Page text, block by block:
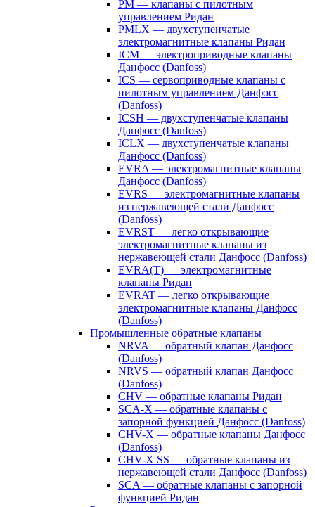
PM — клапаны с пилотным
управлением Ридан
PMLX — двухступенчатые
электромагнитные клапаны Ридан
ICM — электроприводные клапаны
Данфосс (Danfoss)
ICS — сервоприводные клапаны с
пилотным управлением Данфосс
(Danfoss)
ICSH — двухступенчатые клапаны
Данфосс (Danfoss)
ICLX — двухступенчатые клапаны
Данфосс (Danfoss)
EVRA — электромагнитные клапаны
Данфосс (Danfoss)
EVRS — электромагнитные клапаны
из нержавеющей стали Данфосс
(Danfoss)
EVRST — легко открывающие
электромагнитные клапаны из
нержавеющей стали Данфосс (Danfoss)
EVRA(T) — электромагнитные
клапаны Ридан
EVRAT — легко открывающие
электромагнитные клапаны Данфосс
(Danfoss)
Промышленные обратные клапаны
NRVA — обратный клапан Данфосс
(Danfoss)
NRVS — обратный клапан Данфосс
(Danfoss)
CHV — обратные клапаны Ридан
SCA-X — обратные клапаны с
запорной функцией Данфосс (Danfoss)
CHV-X — обратные клапаны Данфосс
(Danfoss)
CHV-X SS — обратные клапаны из
нержавеющей стали Данфосс (Danfoss)
SCA — обратные клапаны с запорной
функцией Ридан